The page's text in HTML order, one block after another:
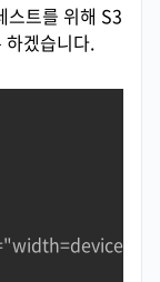
스트를 위해 S3
겠습니다.